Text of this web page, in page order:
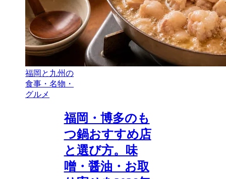
福岡と九州の
食事・名物・
グルメ
福岡・博多のも
つ鍋おすすめ店
と選び方。味
噌・醤油・お取